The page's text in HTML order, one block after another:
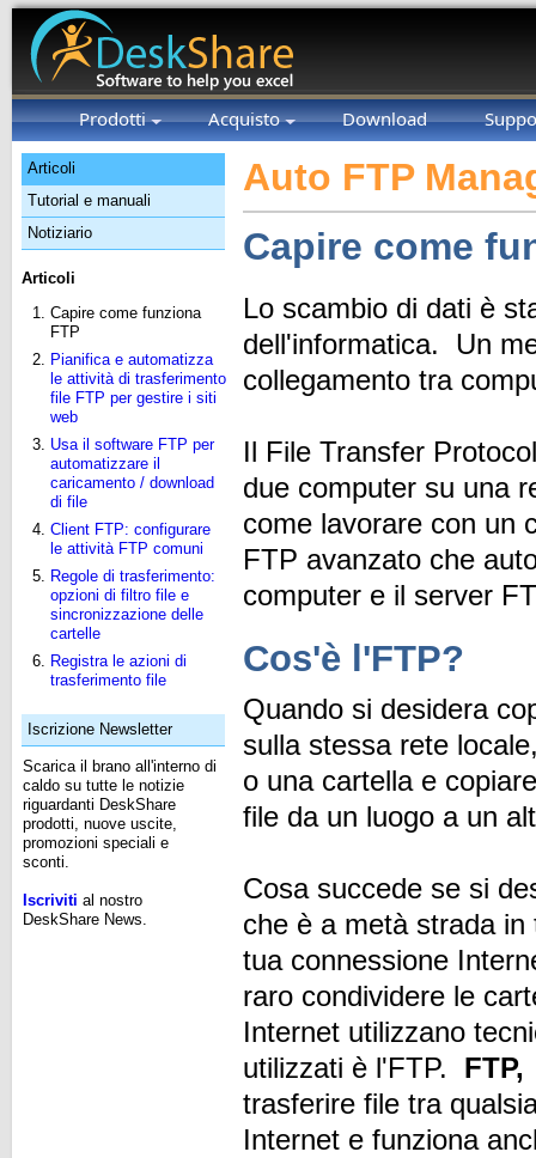
Prodotti Acquisto Download
Articoli
Tutorial e manuali
Notiziario
Articoli
Capire come funziona
FTP
Pianifica e automatizza
le attività di trasferimento
file FTP per gestire i siti
web
Usa il software FTP per
automatizzare il
caricamento / download
di file
Client FTP: configurare
le attività FTP comuni
Regole di trasferimento:
opzioni di filtro file e
sincronizzazione delle
cartelle
Registra le azioni di
trasferimento file
Iscrizione Newsletter
Scarica il brano all'interno di
caldo su tutte le notizie
riguardanti DeskShare
prodotti, nuove uscite,
promozioni speciali e
sconti.
Iscriviti al nostro
DeskShare News.
Auto FTP
Capire come
Lo scambio di dati è
dell'informatica. Un
collegamento tra
Il File Transfer
due computer su una
come lavorare con un
FTP avanzato che
computer e il server
Cos'è l'FTP?
Quando si desidera
sulla stessa rete
o una cartella e
file da un luogo a un
Cosa succede se si
che è a metà strada
tua connessione
raro condividere le
Internet utilizzano
utilizzati è l'FTP.
trasferire file tra
Internet e funziona